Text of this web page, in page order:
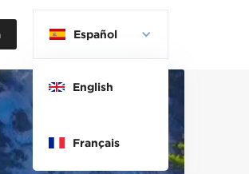
Español
English
Français